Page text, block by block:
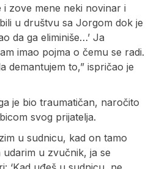
zove mene neki novinar i
u društvu sa Jorgom dok je
da ga eliminiše…’ Ja
imao pojma o čemu se radi.
demantujem to,” ispričao je
je bio traumatičan, naročito
svog prijatelja.
u sudnicu, kad on tamo
u zvučnik, ja se